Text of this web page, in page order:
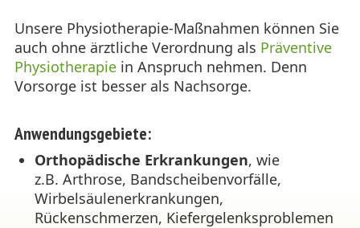
Unsere Physiotherapie-Maßnahmen können Sie
auch ohne ärztliche Verordnung als Präventive
Physiotherapiein Anspruch nehmen. Denn
Vorsorge ist besser als Nachsorge.
Anwendungsgebiete:
Orthopädische Erkrankungen, wie
z.B. Arthrose, Bandscheibenvorfälle,
Wirbelsäulenerkrankungen,
Rückenschmerzen, Kiefergelenksproblemen